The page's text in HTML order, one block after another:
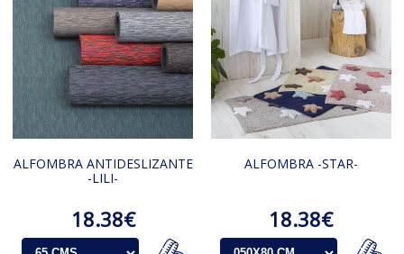
ALFOMBRA ANTIDESLIZANTE
-LILI-
18.38€
ALFOMBRA -STAR-
18.38€